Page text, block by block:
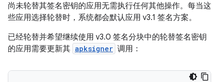
尚未轮替其签名密钥的应用无需执行任何其他操作。每当这
些应用选择轮替时，系统都会默认应用 v3.1 签名方案。
已经轮替并希望继续使用 v3.0 签名分块中的轮替签名密钥
的应用需要更新其 apksigner 调用：